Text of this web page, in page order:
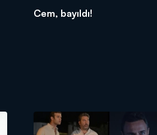
Cem, bayıldı!